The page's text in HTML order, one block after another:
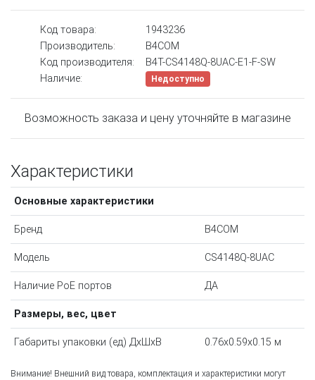
Код товара:
1943236
Производитель:
B4COM
Код производителя:
B4T-CS4148Q-8UAC-E1-F-SW
Наличие:
Недоступно
Возможность заказа и цену уточняйте в магазине
Характеристики
Основные характеристики
Бренд B4COM
Модель CS4148Q-8UAC
Наличие PoE портов ДА
Размеры, вес, цвет
Габариты упаковки (ед) ДхШхВ 0.76x0.59x0.15 м
Внимание! Внешний вид товара, комплектация и характеристики могут